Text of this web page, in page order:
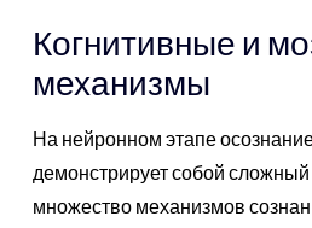
Когнитивные и
механизмы
На нейронном этапе
демонстрирует собой
множество механизмов